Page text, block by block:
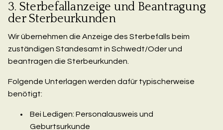
3. Sterbefallanzeige und Beantragung
der Sterbeurkunden
Wir übernehmen die Anzeige des Sterbefalls beim
zuständigen Standesamt in Schwedt/Oder und
beantragen die Sterbeurkunden.
Folgende Unterlagen werden dafür typischerweise
benötigt:
Bei Ledigen: Personalausweis und
Geburtsurkunde